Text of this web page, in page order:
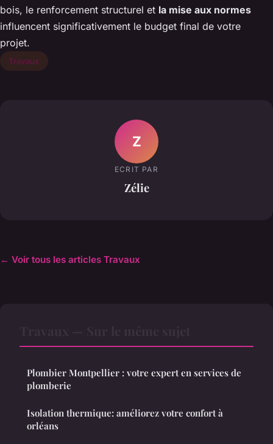
bois, le renforcement structurel et la mise aux normes
influencent significativement le budget final de votre
projet.
Travaux
Z
ECRIT PAR
Zélie
← Voir tous les articles Travaux
Plombier Montpellier : votre expert en services de
plomberie
Isolation thermique: améliorez votre confort à
orléans